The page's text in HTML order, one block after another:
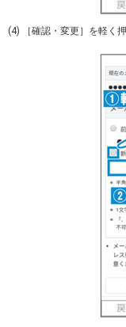
(4) ［確認・変更］を軽く押